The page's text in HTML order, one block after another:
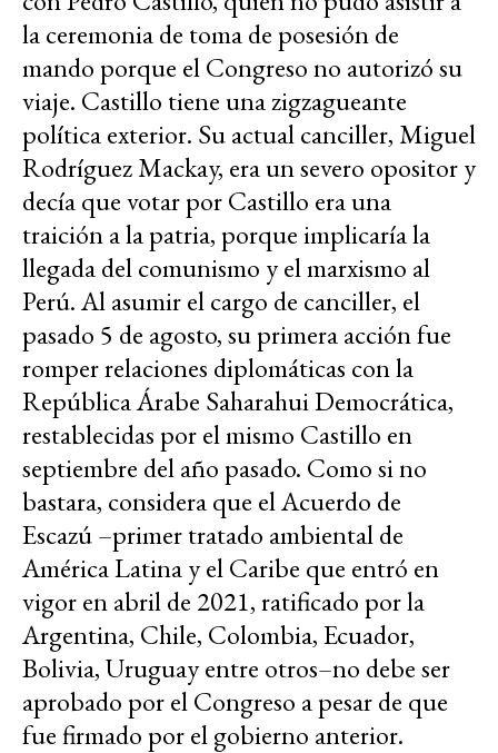
la ceremonia de toma de posesión de
mando porque el Congreso no autorizó su
viaje. Castillo tiene una zigzagueante
política exterior. Su actual canciller, Miguel
Rodríguez Mackay, era un severo opositor y
decía que votar por Castillo era una
traición a la patria, porque implicaría la
llegada del comunismo y el marxismo al
Perú. Al asumir el cargo de canciller, el
pasado 5 de agosto, su primera acción fue
romper relaciones diplomáticas con la
República Árabe Saharahui Democrática,
restablecidas por el mismo Castillo en
septiembre del año pasado. Como si no
bastara, considera que el Acuerdo de
Escazú –primer tratado ambiental de
América Latina y el Caribe que entró en
vigor en abril de 2021, ratificado por la
Argentina, Chile, Colombia, Ecuador,
Bolivia, Uruguay entre otros–no debe ser
aprobado por el Congreso a pesar de que
fue firmado por el gobierno anterior.